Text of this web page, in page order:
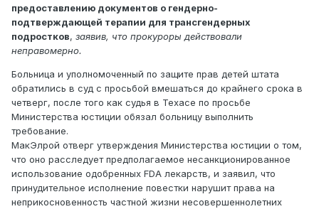
предоставлению документов о гендерно-
подтверждающей терапии для трансгендерных
подростков, заявив, что прокуроры действовали
неправомерно.
Больница и уполномоченный по защите прав детей штата
обратились в суд с просьбой вмешаться до крайнего срока в
четверг, после того как судья в Техасе по просьбе
Министерства юстиции обязал больницу выполнить
требование.
МакЭлрой отверг утверждения Министерства юстиции о том,
что оно расследует предполагаемое несанкционированное
использование одобренных FDA лекарств, и заявил, что
принудительное исполнение повестки нарушит права на
неприкосновенность частной жизни несовершеннолетних